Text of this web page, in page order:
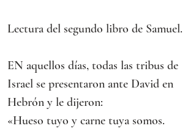
Lectura del segundo libro de Samuel.
EN aquellos días, todas las tribus de
Israel se presentaron ante David en
Hebrón y le dijeron:
«Hueso tuyo y carne tuya somos.